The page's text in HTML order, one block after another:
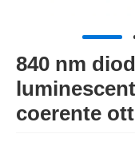
840 nm
coerente